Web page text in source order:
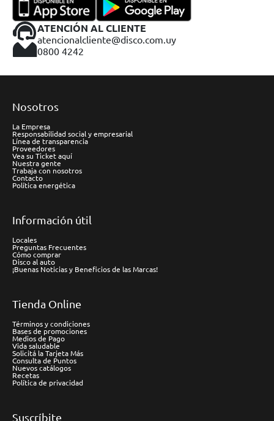
ATENCIÓN AL CLIENTE
atencionalcliente@disco.com.uy
0800 4242
Nosotros
La Empresa
Responsabilidad social y empresarial
Línea de transparencia
Proveedores
Vea su Ticket aquí
Nuestra gente
Trabaja con nosotros
Contacto
Política energética
Información útil
Locales
Preguntas Frecuentes
Cómo comprar
Disco al auto
¡Buenas Noticias y Beneficios de las Marcas!
Tienda Online
Términos y condiciones
Bases de promociones
Medios de Pago
Vida saludable
Solicitá la Tarjeta Más
Consulta de Puntos
Nuevos catálogos
Recetas
Política de privacidad
Suscríbite